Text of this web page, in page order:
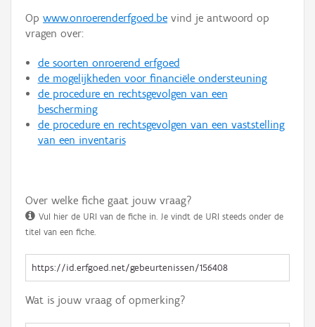
Op www.onroerenderfgoed.be vind je antwoord op
vragen over:
de soorten onroerend erfgoed
de mogelijkheden voor financiële ondersteuning
de procedure en rechtsgevolgen van een
bescherming
de procedure en rechtsgevolgen van een vaststelling
van een inventaris
Over welke fiche gaat jouw vraag?
Vul hier de URI van de fiche in. Je vindt de URI steeds onder de
titel van een fiche.
Wat is jouw vraag of opmerking?